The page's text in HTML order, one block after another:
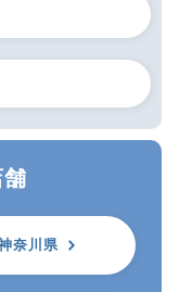
奈川県